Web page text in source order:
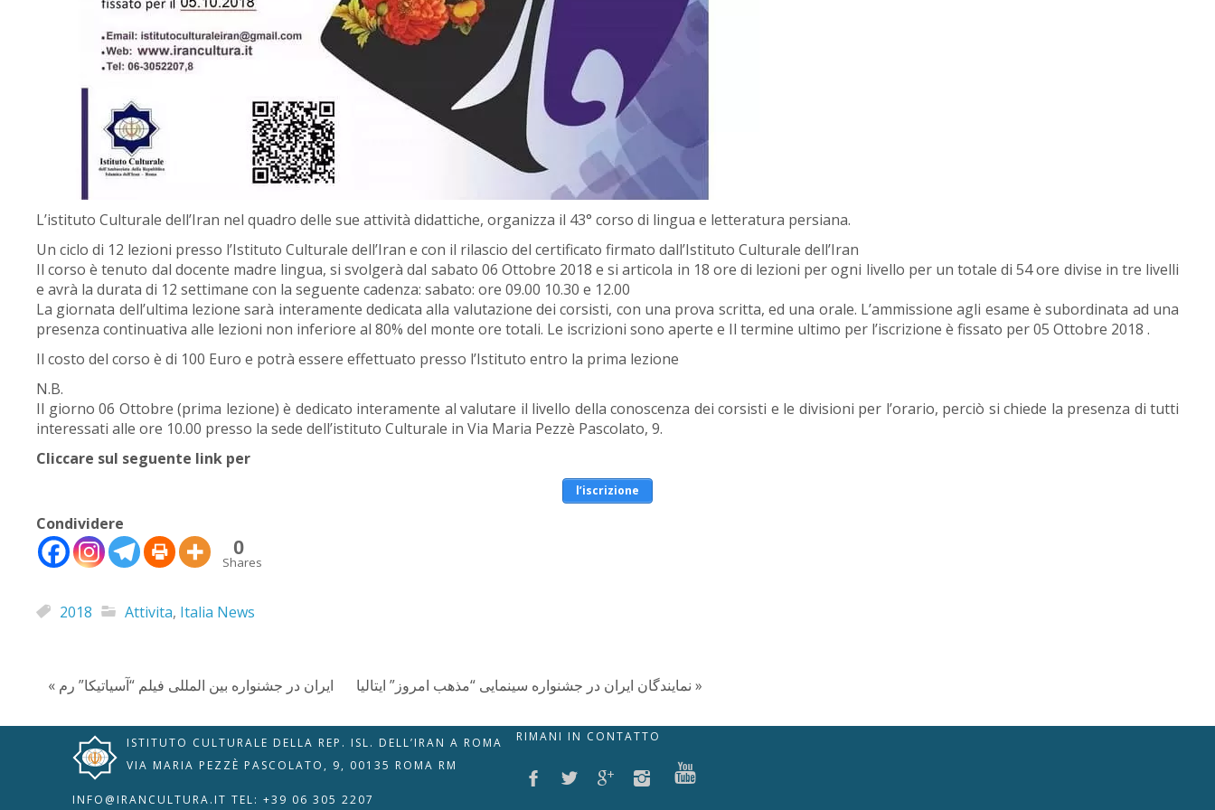
L’istituto Culturale dell’Iran nel quadro delle sue attività didattiche, organizza il 43° corso di lingua e letteratura persiana.
Un ciclo di 12 lezioni presso l’Istituto Culturale dell’Iran e con il rilascio del certificato firmato dall’Istituto Culturale dell’Iran
Il corso è tenuto dal docente madre lingua, si svolgerà dal sabato 06 Ottobre 2018 e si articola in 18 ore di lezioni per ogni livello per un totale di 54 ore divise in tre livelli
e avrà la durata di 12 settimane con la seguente cadenza: sabato: ore 09.00 10.30 e 12.00
La giornata dell’ultima lezione sarà interamente dedicata alla valutazione dei corsisti, con una prova scritta, ed una orale. L’ammissione agli esame è subordinata ad una
presenza continuativa alle lezioni non inferiore al 80% del monte ore totali. Le iscrizioni sono aperte e Il termine ultimo per l’iscrizione è fissato per 05 Ottobre 2018 .
Il costo del corso è di 100 Euro e potrà essere effettuato presso l’Istituto entro la prima lezione
N.B.
Il giorno 06 Ottobre (prima lezione) è dedicato interamente al valutare il livello della conoscenza dei corsisti e le divisioni per l’orario, perciò si chiede la presenza di tutti
interessati alle ore 10.00 presso la sede dell’istituto Culturale in Via Maria Pezzè Pascolato, 9.
Cliccare sul seguente link per
l’iscrizione
Condividere
0
Shares
2018 Attivita, Italia News
« ایران در جشنواره بین المللی فیلم “آسیاتیکا” رم نمایندگان ایران در جشنواره سینمایی “مذهب امروز” ایتالیا »
ISTITUTO CULTURALE DELLA REP. ISL. DELL’IRAN A ROMA
VIA MARIA PEZZÈ PASCOLATO, 9, 00135 ROMA RM
INFO@IRANCULTURA.IT TEL: +39 06 305 2207
RIMANI IN CONTATTO
Alto Contrasto
Immagini
Evidenzia Link
Modalità
Lettura
Tastiera
Grande
Guida Lettura